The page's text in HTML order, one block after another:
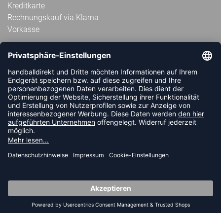
Kreditkarte
Rechnungskauf via Klarna
Vorkasse
ABONNIERE JETZT DEN KOSTENLOSEN
HANDBALLDIREKT-NEWSLETTER UND VERPASSE KEINE
NEUIGKEIT ODER AKTION MEHR.
JETZT ANMELDEN